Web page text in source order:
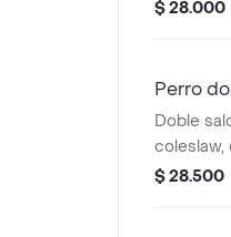
disfrutan
papa a
$ 28.000
Perro
Doble
coleslaw,
codorniz.
$ 28.500